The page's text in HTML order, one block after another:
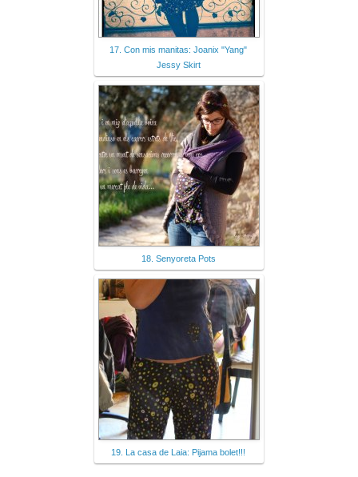
17. Con mis manitas: Joanix "Yang"
Jessy Skirt
18. Senyoreta Pots
19. La casa de Laia: Pijama bolet!!!